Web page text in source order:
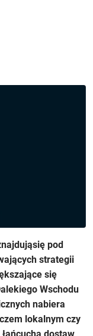
pod
strategii
się
Wschodu
nabiera
lokalnym czy